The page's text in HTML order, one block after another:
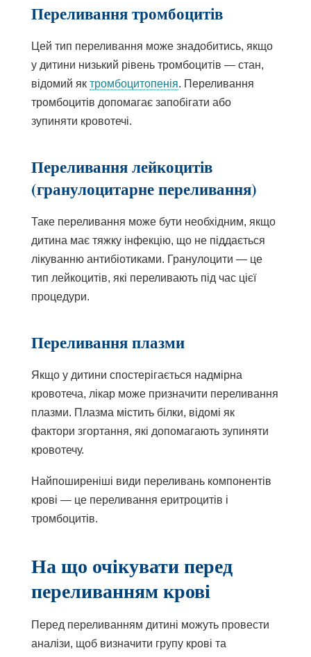
Переливання тромбоцитів
Цей тип переливання може знадобитись, якщо
у дитини низький рівень тромбоцитів — стан,
відомий як тромбоцитопенія. Переливання
тромбоцитів допомагає запобігати або
зупиняти кровотечі.
Переливання лейкоцитів
(гранулоцитарне переливання)
Таке переливання може бути необхідним, якщо
дитина має тяжку інфекцію, що не піддається
лікуванню антибіотиками. Гранулоцити — це
тип лейкоцитів, які переливають під час цієї
процедури.
Переливання плазми
Якщо у дитини спостерігається надмірна
кровотеча, лікар може призначити переливання
плазми. Плазма містить білки, відомі як
фактори згортання, які допомагають зупиняти
кровотечу.
Найпоширеніші види переливань компонентів
крові — це переливання еритроцитів і
тромбоцитів.
На що очікувати перед
переливанням крові
Перед переливанням дитині можуть провести
аналізи, щоб визначити групу крові та